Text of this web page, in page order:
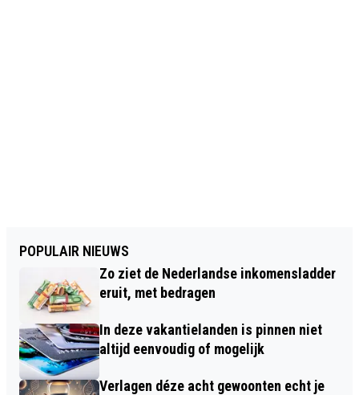
POPULAIR NIEUWS
Zo ziet de Nederlandse inkomensladder
eruit, met bedragen
In deze vakantielanden is pinnen niet
altijd eenvoudig of mogelijk
Verlagen déze acht gewoonten echt je